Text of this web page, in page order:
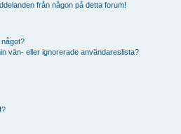
från någon på detta forum!
vän- eller ignorerade användareslista?